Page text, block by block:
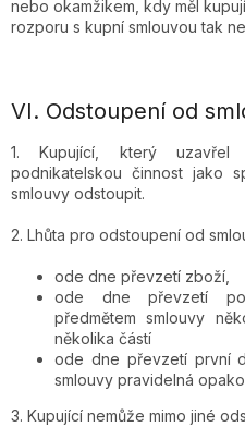
nebo okamžikem, kdy měl
rozporu s kupní smlouvou tak
VI. Odstoupení od
1. Kupující, který uzavřel
podnikatelskou činnost jako
smlouvy odstoupit.
2. Lhůta pro odstoupení od
ode dne převzetí zboží,
ode dne převzetí
předmětem smlouvy
několika částí
ode dne převzetí první
smlouvy pravidelná
3. Kupující nemůže mimo jiné